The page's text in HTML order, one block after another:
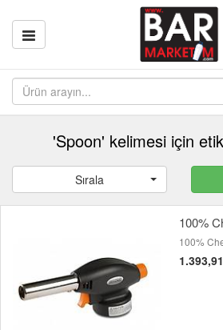
'Spoon' kelimesi için
Sırala
100%
100%